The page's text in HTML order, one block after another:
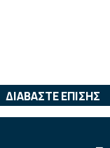
ΔΙΑΒΑΣΤΕ ΕΠΙΣΗΣ